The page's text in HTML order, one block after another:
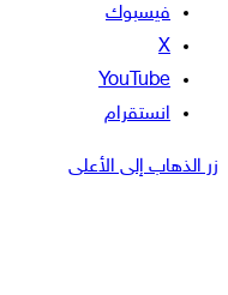
فيسبوك
‫X
‫YouTube
انستقرام
زر الذهاب إلى الأعلى